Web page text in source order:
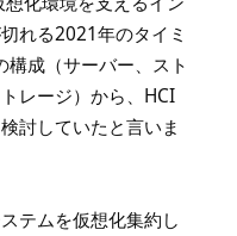
れる2021年のタイミ
成（サーバー、スト
レージ）から、HCI
討していたと言いま
テムを仮想化集約し